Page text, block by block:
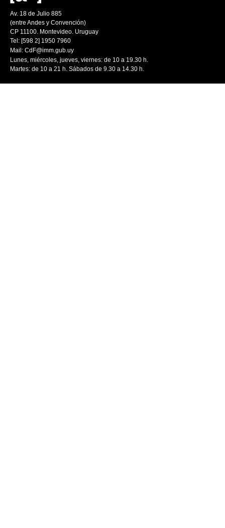
Av. 18 de Julio 885
(entre Andes y Convención)
CP 11100. Montevideo. Uruguay
Tel: [598 2] 1950 7960
Mail: CdF@imm.gub.uy
Lunes, miércoles, jueves, viernes: de 10 a 19.30 h.
Martes: de 10 a 21 h. Sábados de 9.30 a 14.30 h.